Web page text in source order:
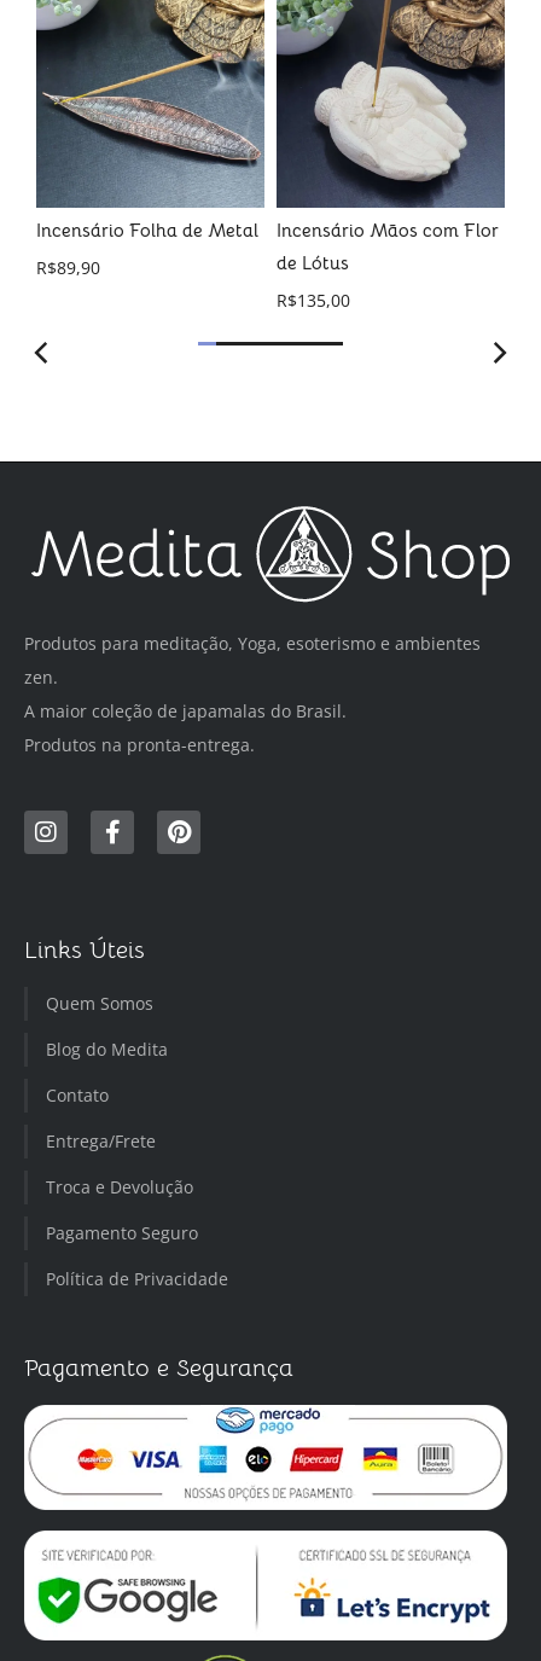
Incensário Folha de Metal
R$89,90
Incensário Mãos com Flor
de Lótus
R$135,00
Produtos para meditação, Yoga, esoterismo e ambientes
zen.
A maior coleção de japamalas do Brasil.
Produtos na pronta-entrega.
Links Úteis
Quem Somos
Blog do Medita
Contato
Entrega/Frete
Troca e Devolução
Pagamento Seguro
Política de Privacidade
Pagamento e Segurança